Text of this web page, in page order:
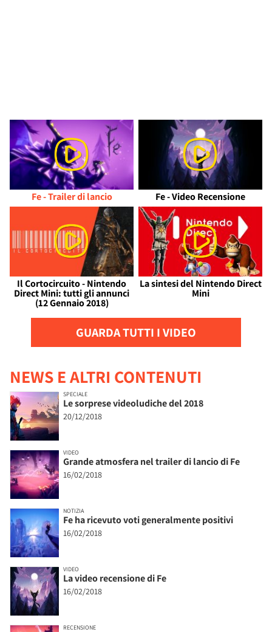
Fe - Trailer di lancio Fe - Video Recensione
Il Cortocircuito - Nintendo
Direct Mini: tutti gli annunci
(12 Gennaio 2018)
La sintesi del Nintendo Direct
Mini
GUARDA TUTTI I VIDEO
NEWS E ALTRI CONTENUTI
SPECIALE
Le sorprese videoludiche del 2018
20/12/2018
VIDEO
Grande atmosfera nel trailer di lancio di Fe
16/02/2018
NOTIZIA
Fe ha ricevuto voti generalmente positivi
16/02/2018
VIDEO
La video recensione di Fe
16/02/2018
RECENSIONE